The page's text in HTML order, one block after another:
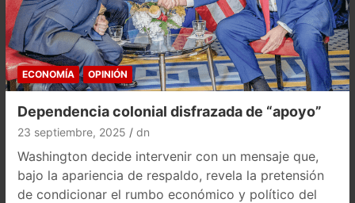
ECONOMÍA OPINIÓN
Dependencia colonial disfrazada de “apoyo”
23 septiembre, 2025 dn
Washington decide intervenir con un mensaje que,
bajo la apariencia de respaldo, revela la pretensión
de condicionar el rumbo económico y político del